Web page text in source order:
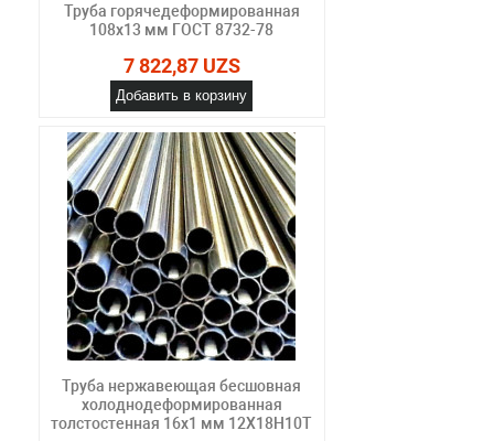
Труба горячедеформированная
108х13 мм ГОСТ 8732-78
7 822,87 UZS
Добавить в корзину
Труба нержавеющая бесшовная
холоднодеформированная
толстостенная 16х1 мм 12Х18Н10Т